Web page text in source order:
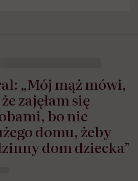
„Mój mąż mówi,
zajęłam się
bo nie
domu, żeby
dom dziecka”